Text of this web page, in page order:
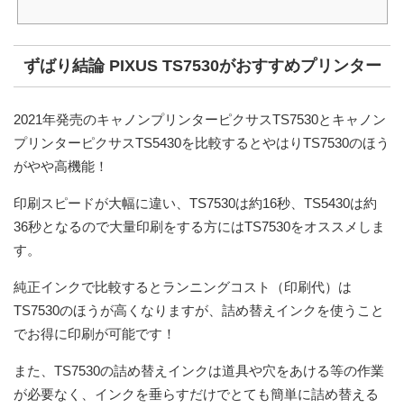
ずばり結論 PIXUS TS7530がおすすめプリンター
2021年発売のキャノンプリンターピクサスTS7530とキャノン
プリンターピクサスTS5430を比較するとやはりTS7530のほう
がやや高機能！
印刷スピードが大幅に違い、TS7530は約16秒、TS5430は約
36秒となるので大量印刷をする方にはTS7530をオススメしま
す。
純正インクで比較するとランニングコスト（印刷代）は
TS7530のほうが高くなりますが、詰め替えインクを使うこと
でお得に印刷が可能です！
また、TS7530の詰め替えインクは道具や穴をあける等の作業
が必要なく、インクを垂らすだけでとても簡単に詰め替える